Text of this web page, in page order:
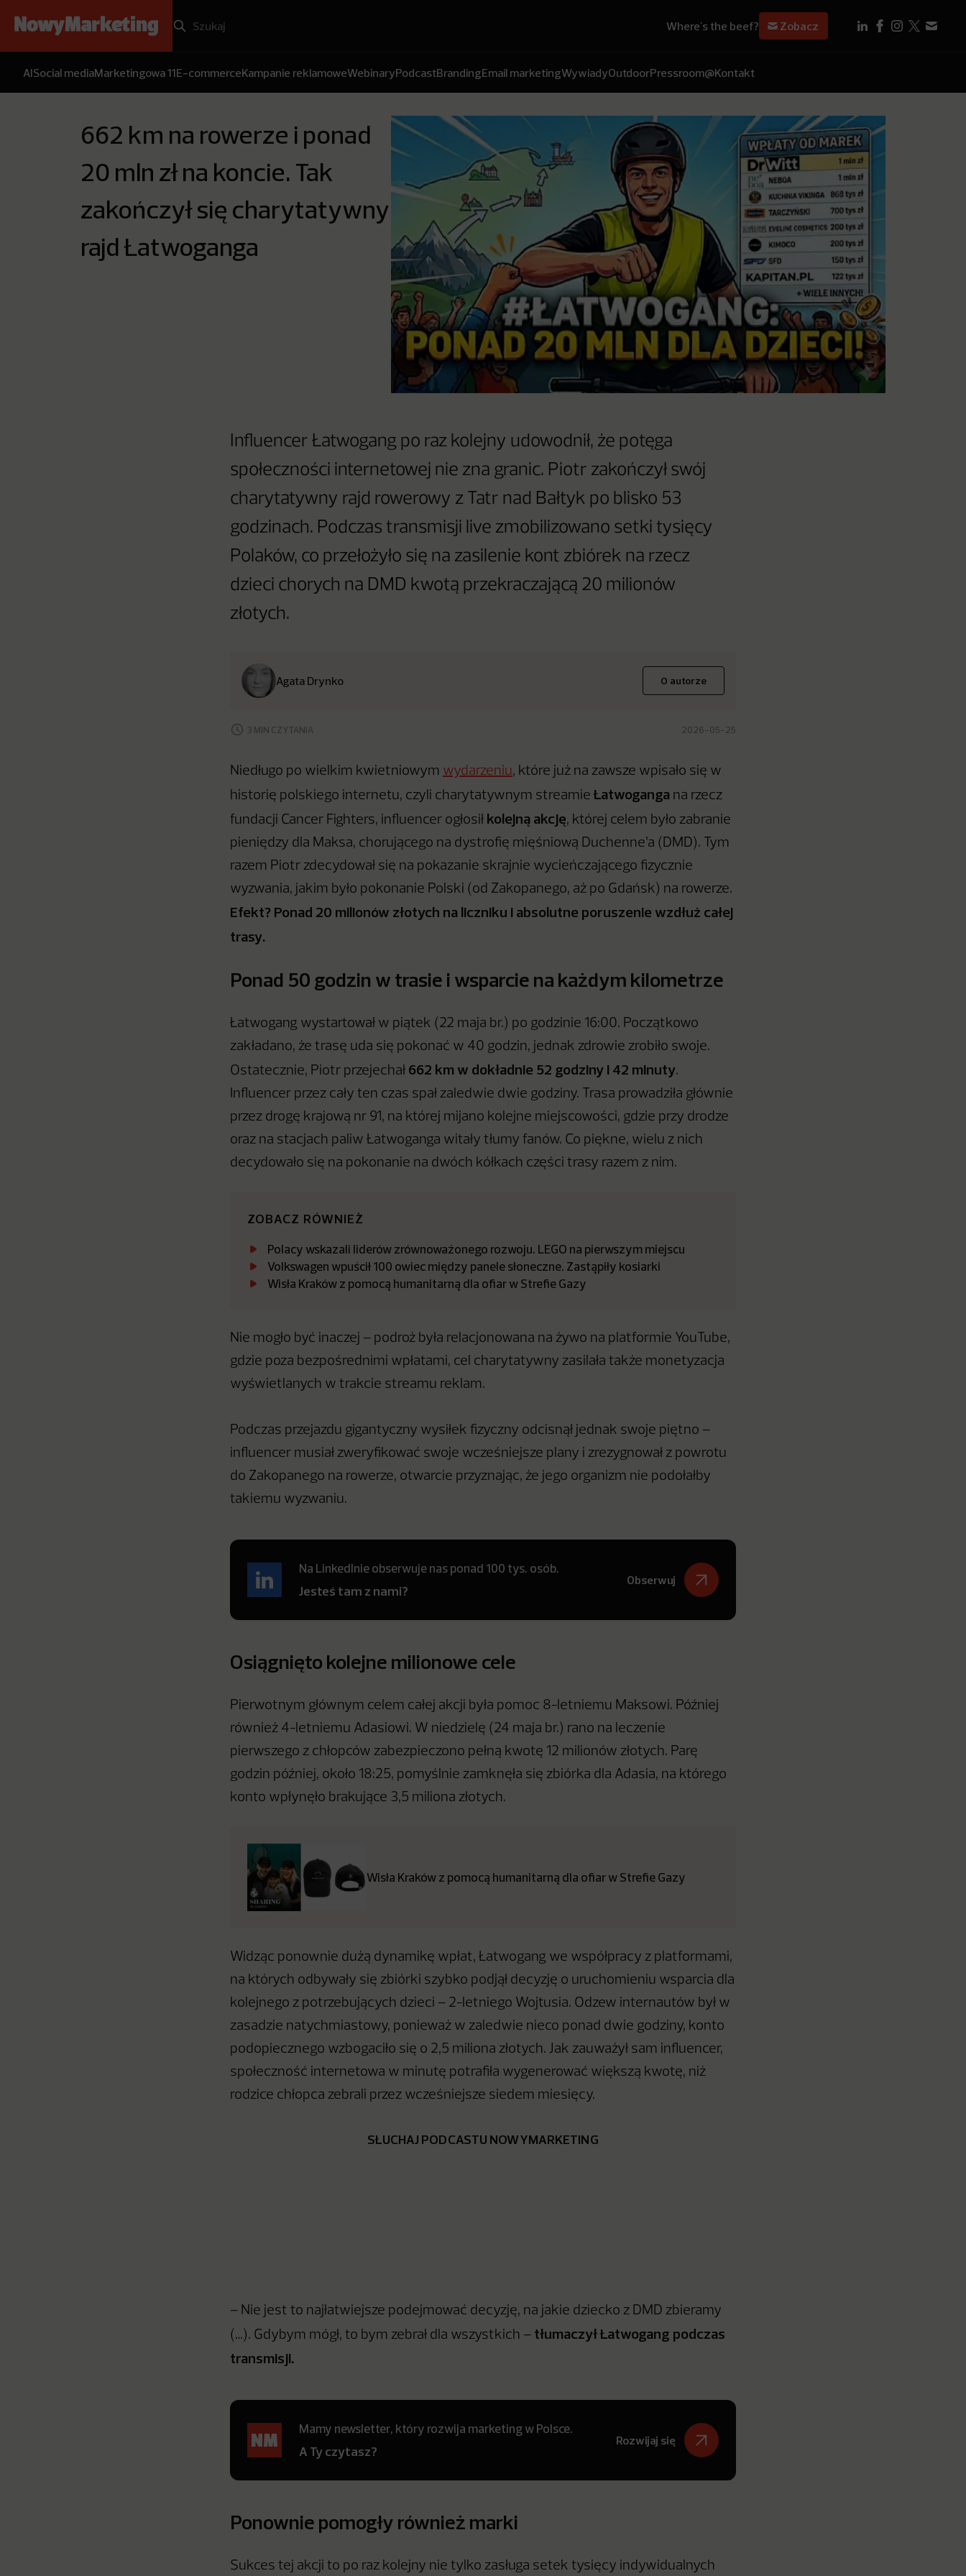
Where's the beef? Zobacz
AISocial mediaMarketingowa 11E-commerceKampanie reklamoweWebinaryPodcastBrandingEmail marketingWywiadyOutdoorPressroom@Kontakt
662 km na rowerze i ponad
20 mln zł na koncie. Tak
zakończył się charytatywny
rajd Łatwoganga
Influencer Łatwogang po raz kolejny udowodnił, że potęga
społeczności internetowej nie zna granic. Piotr zakończył swój
charytatywny rajd rowerowy z Tatr nad Bałtyk po blisko 53
godzinach. Podczas transmisji live zmobilizowano setki tysięcy
Polaków, co przełożyło się na zasilenie kont zbiórek na rzecz
dzieci chorych na DMD kwotą przekraczającą 20 milionów
złotych.
Agata Drynko O autorze
3 MIN CZYTANIA 2026-05-25
Niedługo po wielkim kwietniowym wydarzeniu, które już na zawsze wpisało się w
historię polskiego internetu, czyli charytatywnym streamieŁatwoganga na rzecz
fundacji Cancer Fighters, influencer ogłosił kolejną akcję, której celem było zabranie
pieniędzy dla Maksa, chorującego na dystrofię mięśniową Duchenne’a (DMD). Tym
razem Piotr zdecydował się na pokazanie skrajnie wycieńczającego fizycznie
wyzwania, jakim było pokonanie Polski (od Zakopanego, aż po Gdańsk) na rowerze.
Efekt? Ponad 20 milionów złotych na liczniku i absolutne poruszenie wzdłuż całej
trasy.
Ponad 50 godzin w trasie i wsparcie na każdym kilometrze
Łatwogang wystartował w piątek (22 maja br.) po godzinie 16:00. Początkowo
zakładano, że trasę uda się pokonać w 40 godzin, jednak zdrowie zrobiło swoje.
Ostatecznie, Piotr przejechał 662 km w dokładnie 52 godziny i 42 minuty.
Influencer przez cały ten czas spał zaledwie dwie godziny. Trasa prowadziła głównie
przez drogę krajową nr 91, na której mijano kolejne miejscowości, gdzie przy drodze
oraz na stacjach paliw Łatwoganga witały tłumy fanów. Co piękne, wielu z nich
decydowało się na pokonanie na dwóch kółkach części trasy razem z nim.
ZOBACZ RÓWNIEŻ
Polacy wskazali liderów zrównoważonego rozwoju. LEGO na pierwszym miejscu
Volkswagen wpuścił 100 owiec między panele słoneczne. Zastąpiły kosiarki
Wisła Kraków z pomocą humanitarną dla ofiar w Strefie Gazy
Nie mogło być inaczej – podroż była relacjonowana na żywo na platformie YouTube,
gdzie poza bezpośrednimi wpłatami, cel charytatywny zasilała także monetyzacja
wyświetlanych w trakcie streamu reklam.
Podczas przejazdu gigantyczny wysiłek fizyczny odcisnął jednak swoje piętno –
influencer musiał zweryfikować swoje wcześniejsze plany i zrezygnował z powrotu
do Zakopanego na rowerze, otwarcie przyznając, że jego organizm nie podołałby
takiemu wyzwaniu.
Na LinkedInie obserwuje nas ponad 100 tys. osób.
Jesteś tam z nami?
Obserwuj
Osiągnięto kolejne milionowe cele
Pierwotnym głównym celem całej akcji była pomoc 8-letniemu Maksowi. Później
również 4-letniemu Adasiowi. W niedzielę (24 maja br.) rano na leczenie
pierwszego z chłopców zabezpieczono pełną kwotę 12 milionów złotych. Parę
godzin później, około 18:25, pomyślnie zamknęła się zbiórka dla Adasia, na którego
konto wpłynęło brakujące 3,5 miliona złotych.
Wisła Kraków z pomocą humanitarną dla ofiar w Strefie Gazy
Widząc ponownie dużą dynamikę wpłat, Łatwogang we współpracy z platformami,
na których odbywały się zbiórki szybko podjął decyzję o uruchomieniu wsparcia dla
kolejnego z potrzebujących dzieci – 2-letniego Wojtusia. Odzew internautów był w
zasadzie natychmiastowy, ponieważ w zaledwie nieco ponad dwie godziny, konto
podopiecznego wzbogaciło się o 2,5 miliona złotych. Jak zauważył sam influencer,
społeczność internetowa w minutę potrafiła wygenerować większą kwotę, niż
rodzice chłopca zebrali przez wcześniejsze siedem miesięcy.
SŁUCHAJ PODCASTU NOWYMARKETING
– Nie jest to najłatwiejsze podejmować decyzję, na jakie dziecko z DMD zbieramy
(…). Gdybym mógł, to bym zebrał dla wszystkich – tłumaczył Łatwogang podczas
transmisji.
Mamy newsletter, który rozwija marketing w Polsce.
A Ty czytasz?
Rozwijaj się
Ponownie pomogły również marki
Sukces tej akcji to po raz kolejny nie tylko zasługa setek tysięcy indywidualnych